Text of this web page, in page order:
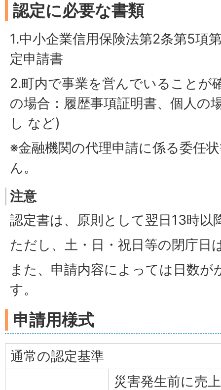
認定に必要な書類
1.中小企業信用保険法第2条第5項
定申請書
2.町内で事業を営んでいることが
の場合：履歴事項証明書、個人の
し など)
※金融機関の代理申請に係る委任
ん。
注意
認定書は、原則として翌日13時以
ただし、土・日・祝日等の閉庁日
また、申請内容によっては日数
す。
申請用様式
通常の認定基準
災害発生前に売